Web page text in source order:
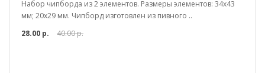
Набор чипборда из 2 элементов. Размеры элементов: 34х43
мм; 20х29 мм. Чипборд изготовлен из пивного ..
28.00 р.
40.00 р.